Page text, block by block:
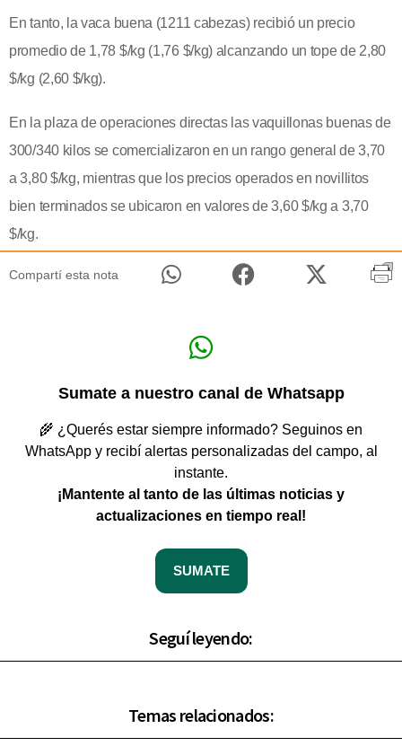
En tanto, la vaca buena (1211 cabezas) recibió un precio
promedio de 1,78 $/kg (1,76 $/kg) alcanzando un tope de 2,80
$/kg (2,60 $/kg).
En la plaza de operaciones directas las vaquillonas buenas de
300/340 kilos se comercializaron en un rango general de3,70
a 3,80 $/kg, mientras que los precios operados en novillitos
bien terminados se ubicaron en valores de 3,60 $/kg a 3,70
$/kg.
Compartí esta nota
Sumate a nuestro canal de Whatsapp
🌾 ¿Querés estar siempre informado? Seguinos en
WhatsApp y recibí alertas personalizadas del campo, al
instante.
¡Mantente al tanto de las últimas noticias y
actualizaciones en tiempo real!
SUMATE
Seguí leyendo:
Temas relacionados: